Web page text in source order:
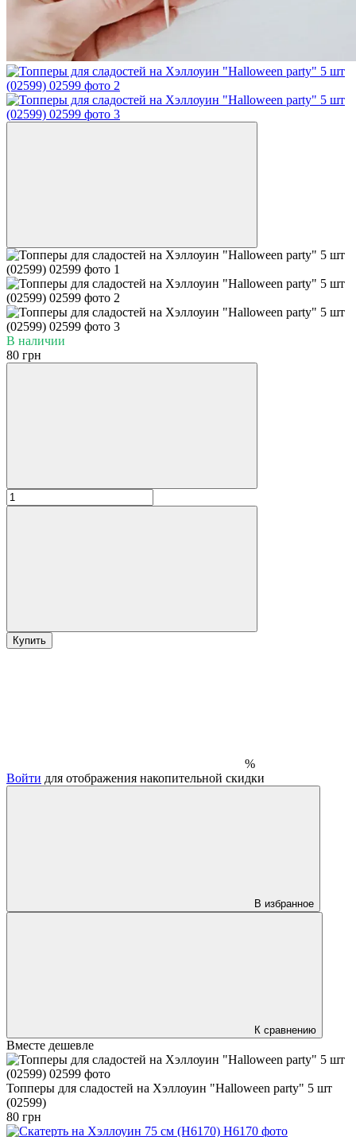
В наличии
80 грн
Купить
%
Войти для отображения накопительной скидки
В избранное
К сравнению
Вместе дешевле
Топперы для сладостей на Хэллоуин "Halloween party" 5 шт
(02599)
80 грн